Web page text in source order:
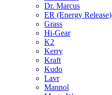
Dr. Marcus
ER (Energy Release)
Grass
Hi-Gear
K2
Kerry
Kraft
Kudo
Lavr
Mannol